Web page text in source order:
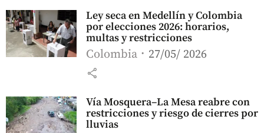
Ley seca en Medellín y Colombia
por elecciones 2026: horarios,
multas y restricciones
Colombia 27/05/ 2026
share
Vía Mosquera–La Mesa reabre con
restricciones y riesgo de cierres por
lluvias